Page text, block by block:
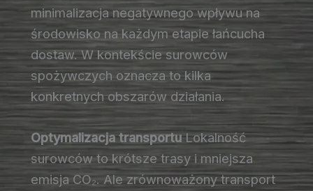
minimalizacja negatywnego wpływu na
środowisko na każdym etapie łańcucha
dostaw. W kontekście surowców
spożywczych oznacza to kilka
konkretnych obszarów działania.
Optymalizacja transportuLokalność
surowców to krótsze trasy i mniejsza
emisja CO₂. Ale zrównoważony transport